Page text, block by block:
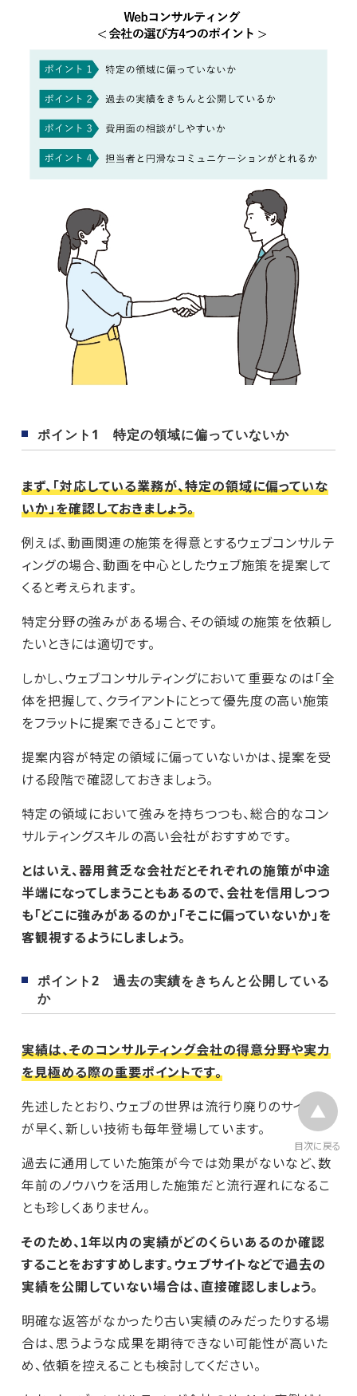
ポイント1 特定の領域に偏っていないか
まず、「対応している業務が、特定の領域に偏っていな
いか」を確認しておきましょう。
例えば、動画関連の施策を得意とするウェブコンサルテ
ィングの場合、動画を中心としたウェブ施策を提案して
くると考えられます。
特定分野の強みがある場合、その領域の施策を依頼し
たいときには適切です。
しかし、ウェブコンサルティングにおいて重要なのは「全
体を把握して、クライアントにとって優先度の高い施策
をフラットに提案できる」ことです。
提案内容が特定の領域に偏っていないかは、提案を受
ける段階で確認しておきましょう。
特定の領域において強みを持ちつつも、総合的なコン
サルティングスキルの高い会社がおすすめです。
とはいえ、器用貧乏な会社だとそれぞれの施策が中途
半端になってしまうこともあるので、会社を信用しつつ
も「どこに強みがあるのか」「そこに偏っていないか」を
客観視するようにしましょう。
ポイント2 過去の実績をきちんと公開している
か
実績は、そのコンサルティング会社の得意分野や実力
を見極める際の重要ポイントです。
先述したとおり、ウェブの世界は流行り廃りのサイクル
が早く、新しい技術も毎年登場しています。
過去に通用していた施策が今では効果がないなど、数
年前のノウハウを活用した施策だと流行遅れになるこ
とも珍しくありません。
そのため、1年以内の実績がどのくらいあるのか確認
することをおすすめします。ウェブサイトなどで過去の
実績を公開していない場合は、直接確認しましょう。
明確な返答がなかったり古い実績のみだったりする場
合は、思うような成果を期待できない可能性が高いた
め、依頼を控えることも検討してください。
目次に戻る